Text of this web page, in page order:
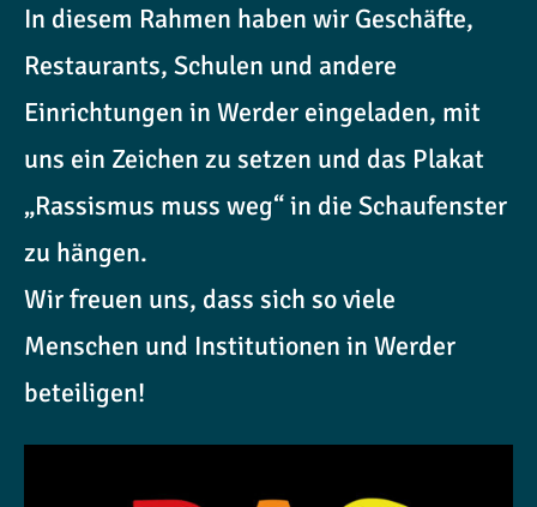
In diesem Rahmen haben wir Geschäfte,
Restaurants, Schulen und andere
Einrichtungen in Werder eingeladen, mit
uns ein Zeichen zu setzen und das Plakat
„Rassismus muss weg“ in die Schaufenster
zu hängen.
Wir freuen uns, dass sich so viele
Menschen und Institutionen in Werder
beteiligen!